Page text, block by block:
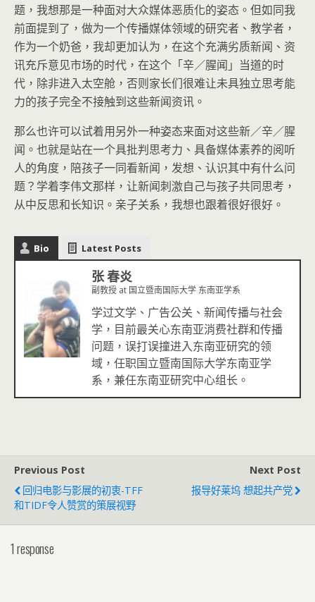
题，我想那是一种面对大众媒体恶质化的姿态。但如同我
前面提到了，做为一个传播媒体领域的研究者、教学者，
作为一个奶爸，我却更加认为，在这个充满劣质新闻、资
讯充斥意见市场的时代，在这个「辛／腥闻」当道的时
代，除非进入太空舱，否则家长们很难让未具独立思考能
力的孩子完全不接触到这些新闻资讯。
那么也许可以试着用另外一种姿态来面对这些新／辛／腥
闻。也就是站在一个具批判思考力、具备媒体素养的阅听
人的角度，陪孩子一同看新闻，发想、认识其中有什么问
题？学着李伟文那样，让新闻刺激自己与孩子共同思考，
从中反思和长知识。亲子关系，我想也跟着很好很好。
Bio Latest Posts
张 春炎
副教授 at 国立暨南国际大学 东南亚学系
学过文学、广告公关、新闻传播与社会
学，目前最关心东南亚消费社群和传播
问题，误打误撞进入东南亚研究的领
域，任职国立暨南国际大学东南亚学
系，兼任东南亚研究中心组长。
Previous Post
回归电影与影展的初衷-TFF
和TIDF令人赞赏的策展视野
Next Post
报导好莱坞 想起共产党
1 response